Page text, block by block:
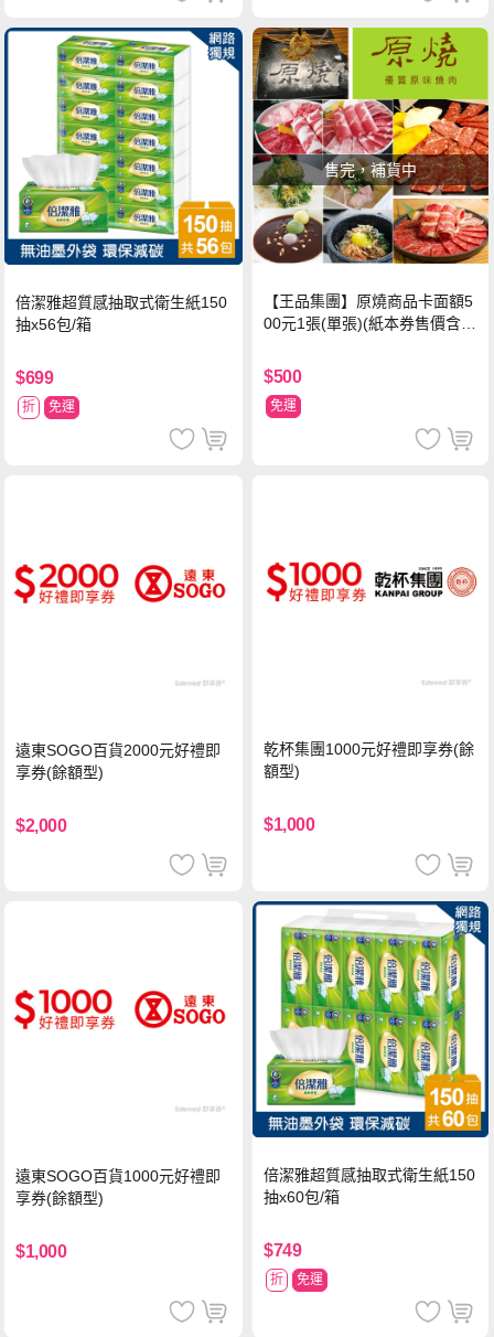
倍潔雅超質感抽取式衛生紙150
抽x56包/箱
$699
折 免運
售完，補貨中
【王品集團】原燒商品卡面額5
00元1張(單張)(紙本券售價含平
$500
免運
遠東SOGO百貨2000元好禮即
享券(餘額型)
$2,000
乾杯集團1000元好禮即享券(餘
額型)
$1,000
遠東SOGO百貨1000元好禮即
享券(餘額型)
$1,000
倍潔雅超質感抽取式衛生紙150
抽x60包/箱
$749
折 免運